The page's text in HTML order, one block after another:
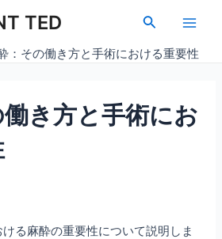
TED
検
Main
：その働き方と手術における重要性
き方と手術にお
る麻酔の重要性について説明しま